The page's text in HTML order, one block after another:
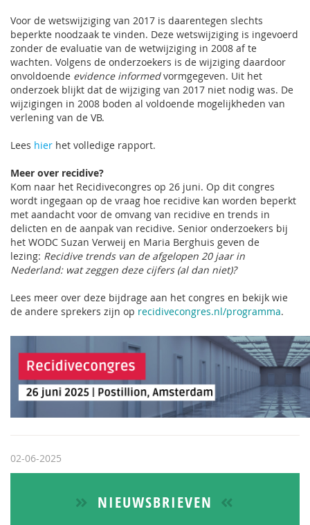
Voor de wetswijziging van 2017 is daarentegen slechts
beperkte noodzaak te vinden. Deze wetswijziging is ingevoerd
zonder de evaluatie van de wetwijziging in 2008 af te
wachten. Volgens de onderzoekers is de wijziging daardoor
onvoldoende evidence informedvormgegeven. Uit het
onderzoek blijkt dat de wijziging van 2017 niet nodig was. De
wijzigingen in 2008 boden al voldoende mogelijkheden van
verlening van de VB.
Lees hier het volledige rapport.
Meer over recidive?
Kom naar het Recidivecongres op 26 juni. Op dit congres
wordt ingegaan op de vraag hoe recidive kan worden beperkt
met aandacht voor de omvang van recidive en trends in
delicten en de aanpak van recidive. Senior onderzoekers bij
het WODC Suzan Verweij en Maria Berghuis geven de
lezing: Recidive trends van de afgelopen 20 jaar in
Nederland: wat zeggen deze cijfers (al dan niet)?
Lees meer over deze bijdrage aan het congres en bekijk wie
de andere sprekers zijn op recidivecongres.nl/programma.
02-06-2025
NIEUWSBRIEVEN